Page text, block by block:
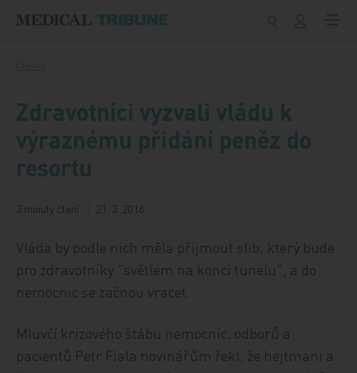
Zdravotníci vyzvali vládu k
výraznému přidání peněz do
resortu
3 minuty čtení 21. 3. 2016
Vláda by podle nich měla přijmout slib, který bude
pro zdravotníky "světlem na konci tunelu", a do
nemocnic se začnou vracet.
Mluvčí krizového štábu nemocnic, odborů a
pacientů Petr Fiala novinářům řekl, že hejtmani a